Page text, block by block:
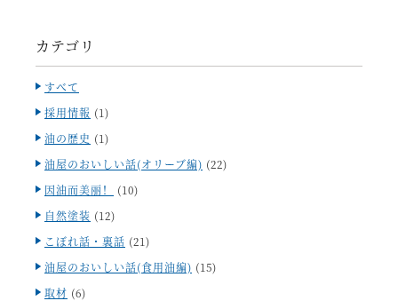
カテゴリ
すべて
採用情報 (1)
油の歴史 (1)
油屋のおいしい話(オリーブ編) (22)
因油而美丽！
(10)
自然塗装 (12)
こぼれ話・裏話 (21)
油屋のおいしい話(食用油編) (15)
取材 (6)